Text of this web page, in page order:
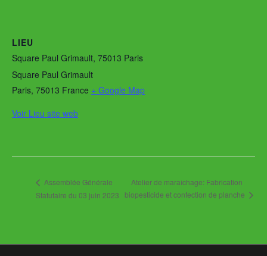
LIEU
Square Paul Grimault, 75013 Paris
Square Paul Grimault
Paris, 75013 France + Google Map
Voir Lieu site web
Assemblée Générale
Statutaire du 03 juin 2023
Atelier de maraîchage: Fabrication
biopesticide et confection de planche